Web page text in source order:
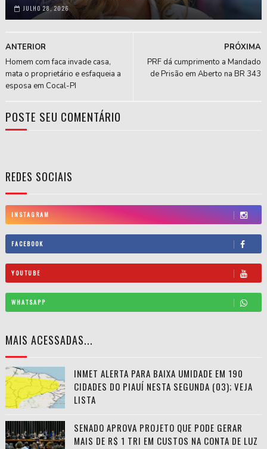
JULHO 28, 2026
PRÓXIMA
PRF dá cumprimento a Mandado
de Prisão em Aberto na BR 343
ANTERIOR
Homem com faca invade casa,
mata o proprietário e esfaqueia a
esposa em Cocal-PI
POSTE SEU COMENTÁRIO
REDES SOCIAIS
INSTAGRAM
FACEBOOK
YOUTUBE
WHATSAPP
MAIS ACESSADAS...
INMET ALERTA PARA BAIXA UMIDADE EM 190
CIDADES DO PIAUÍ NESTA SEGUNDA (03); VEJA
LISTA
SENADO APROVA PROJETO QUE PODE GERAR
MAIS DE R$ 1 TRI EM CUSTOS NA CONTA DE LUZ